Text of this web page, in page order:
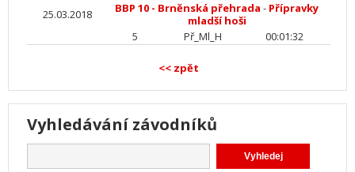
25.03.2018
BBP 10 - Brněnská přehrada - Přípravky
mladší hoši
5
Př_Ml_H 00:01:32
<< zpět
Vyhledávání závodníků